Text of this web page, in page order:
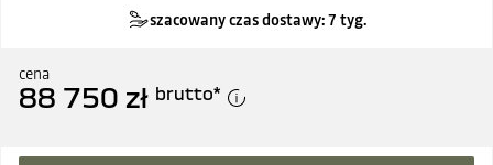
szacowany czas dostawy: 7 tyg.
cena
88 750 zł brutto*